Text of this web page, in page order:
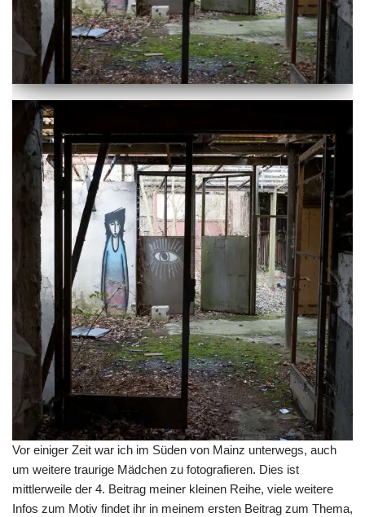
Vor einiger Zeit war ich im Süden von Mainz unterwegs, auch
um weitere traurige Mädchen zu fotografieren. Dies ist
mittlerweile der 4. Beitrag meiner kleinen Reihe, viele weitere
Infos zum Motiv findet ihr in meinem ersten Beitrag zum Thema,